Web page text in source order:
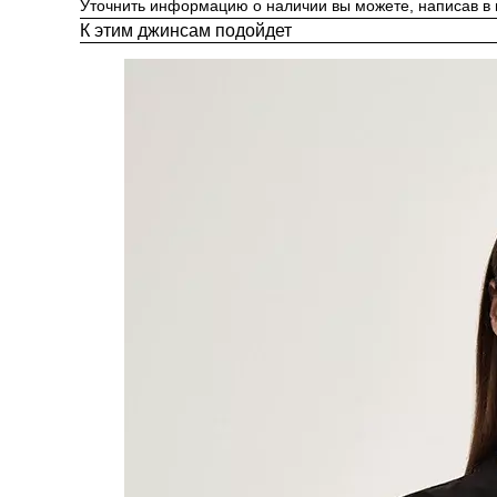
Уточнить информацию о наличии вы можете, написав в
К этим джинсам подойдет